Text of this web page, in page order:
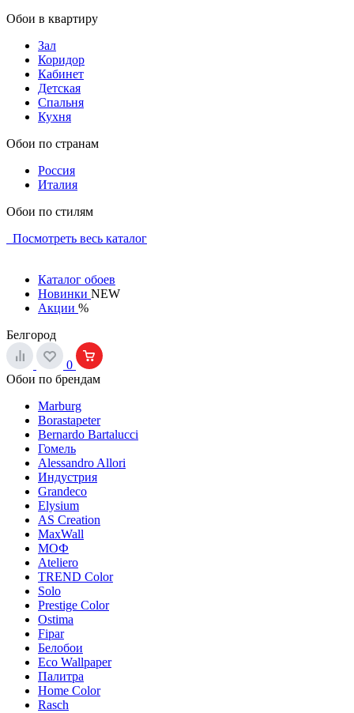
Обои в квартиру
Зал
Коридор
Кабинет
Детская
Спальня
Кухня
Обои по странам
Россия
Италия
Обои по стилям
Посмотреть весь каталог
Каталог обоев
Новинки NEW
Акции %
Белгород
0
Обои по брендам
Marburg
Borastapeter
Bernardo Bartalucci
Гомель
Alessandro Allori
Индустрия
Grandeco
Elysium
AS Creation
MaxWall
МОФ
Ateliero
TREND Color
Solo
Prestige Color
Ostima
Fipar
Белобои
Eco Wallpaper
Палитра
Home Color
Rasch